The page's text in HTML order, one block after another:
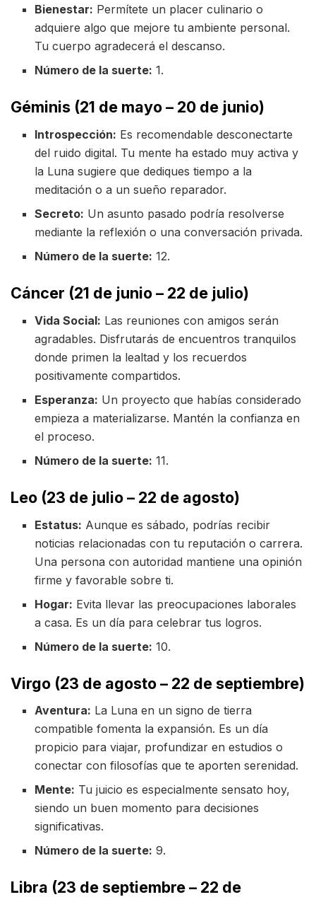
Bienestar: Permítete un placer culinario o
adquiere algo que mejore tu ambiente personal.
Tu cuerpo agradecerá el descanso.
Número de la suerte: 1.
Géminis (21 de mayo – 20 de junio)
Introspección: Es recomendable desconectarte
del ruido digital. Tu mente ha estado muy activa y
la Luna sugiere que dediques tiempo a la
meditación o a un sueño reparador.
Secreto: Un asunto pasado podría resolverse
mediante la reflexión o una conversación privada.
Número de la suerte: 12.
Cáncer (21 de junio – 22 de julio)
Vida Social: Las reuniones con amigos serán
agradables. Disfrutarás de encuentros tranquilos
donde primen la lealtad y los recuerdos
positivamente compartidos.
Esperanza: Un proyecto que habías considerado
empieza a materializarse. Mantén la confianza en
el proceso.
Número de la suerte: 11.
Leo (23 de julio – 22 de agosto)
Estatus: Aunque es sábado, podrías recibir
noticias relacionadas con tu reputación o carrera.
Una persona con autoridad mantiene una opinión
firme y favorable sobre ti.
Hogar: Evita llevar las preocupaciones laborales
a casa. Es un día para celebrar tus logros.
Número de la suerte: 10.
Virgo (23 de agosto – 22 de septiembre)
Aventura: La Luna en un signo de tierra
compatible fomenta la expansión. Es un día
propicio para viajar, profundizar en estudios o
conectar con filosofías que te aporten serenidad.
Mente: Tu juicio es especialmente sensato hoy,
siendo un buen momento para decisiones
significativas.
Número de la suerte: 9.
Libra (23 de septiembre – 22 de